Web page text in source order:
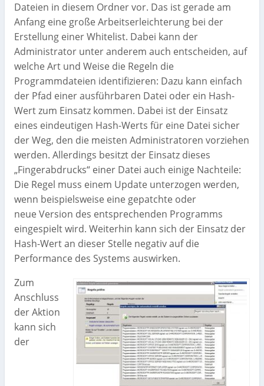
Dateien in diesem Ordner vor. Das ist gerade am
Anfang eine große Arbeitserleichterung bei der
Erstellung einer Whitelist. Dabei kann der
Administrator unter anderem auch entscheiden, auf
welche Art und Weise die Regeln die
Programmdateien identifizieren: Dazu kann einfach
der Pfad einer ausführbaren Datei oder ein Hash-
Wert zum Einsatz kommen. Dabei ist der Einsatz
eines eindeutigen Hash-Werts für eine Datei sicher
der Weg, den die meisten Administratoren vorziehen
werden. Allerdings besitzt der Einsatz dieses
„Fingerabdrucks“ einer Datei auch einige Nachteile:
Die Regel muss einem Update unterzogen werden,
wenn beispielsweise eine gepatchte oder
neue Version des entsprechenden Programms
eingespielt wird. Weiterhin kann sich der Einsatz der
Hash-Wert an dieser Stelle negativ auf die
Performance des Systems auswirken.
Zum
Anschluss
der Aktion
kann sich
der